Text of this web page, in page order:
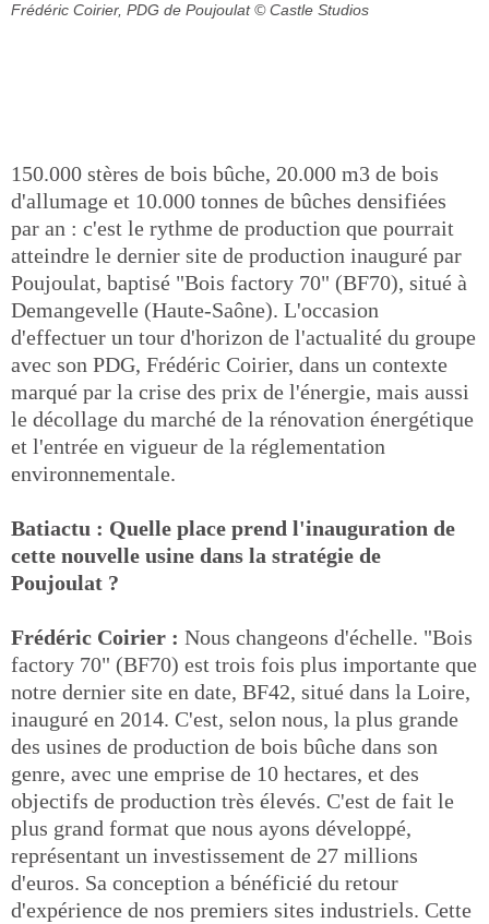
Frédéric Coirier, PDG de Poujoulat © Castle Studios
150.000 stères de bois bûche, 20.000 m3 de bois
d'allumage et 10.000 tonnes de bûches densifiées
par an : c'est le rythme de production que pourrait
atteindre le dernier site de production inauguré par
Poujoulat, baptisé "Bois factory 70" (BF70), situé à
Demangevelle (Haute-Saône). L'occasion
d'effectuer un tour d'horizon de l'actualité du groupe
avec son PDG, Frédéric Coirier, dans un contexte
marqué par la crise des prix de l'énergie, mais aussi
le décollage du marché de la rénovation énergétique
et l'entrée en vigueur de la réglementation
environnementale.
Batiactu : Quelle place prend l'inauguration de
cette nouvelle usine dans la stratégie de
Poujoulat ?
Frédéric Coirier : Nous changeons d'échelle. "Bois
factory 70" (BF70) est trois fois plus importante que
notre dernier site en date, BF42, situé dans la Loire,
inauguré en 2014. C'est, selon nous, la plus grande
des usines de production de bois bûche dans son
genre, avec une emprise de 10 hectares, et des
objectifs de production très élevés. C'est de fait le
plus grand format que nous ayons développé,
représentant un investissement de 27 millions
d'euros. Sa conception a bénéficié du retour
d'expérience de nos premiers sites industriels. Cette